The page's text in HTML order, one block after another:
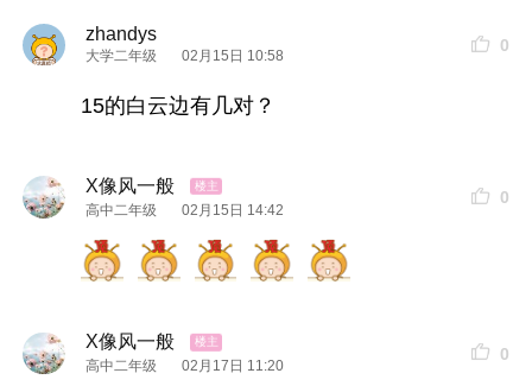
zhandys
大学二年级 02月15日 10:58
0
15的白云边有几对？
X像风一般
高中二年级 02月15日 14:42
0
X像风一般
高中二年级 02月17日 11:20
0